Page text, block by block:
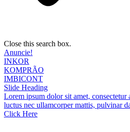
Close this search box.
Anuncie!
INKOR
KOMPRÃO
IMBICONT
Slide Heading
Lorem ipsum dolor sit amet,
luctus nec ullamcorper mattis, pulvinar
Click Here